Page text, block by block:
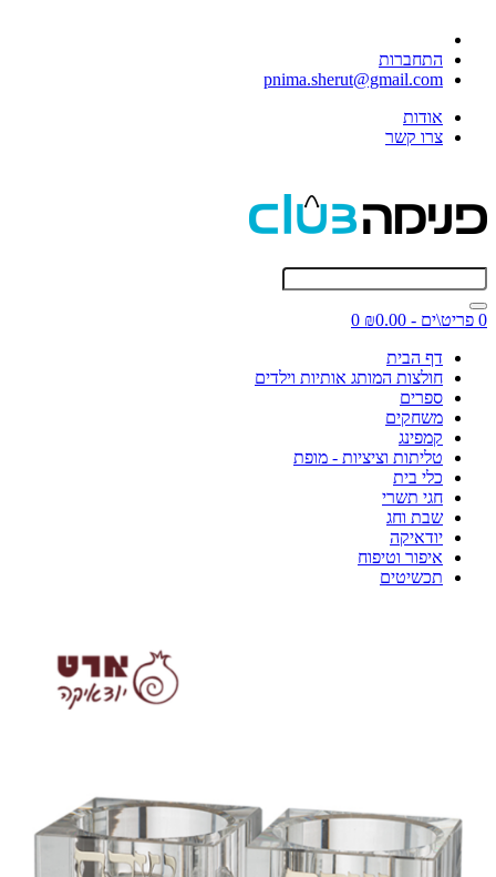
התחברות
pnima.sherut@gmail.com
אודות
צרו קשר
0 פריט\ים - ₪0.00
0
דף הבית
חולצות המותג אותיות וילדים
ספרים
משחקים
קמפינג
טליתות וציציות - מופת
כלי בית
חגי תשרי
שבת וחג
יודאיקה
איפור וטיפוח
תכשיטים